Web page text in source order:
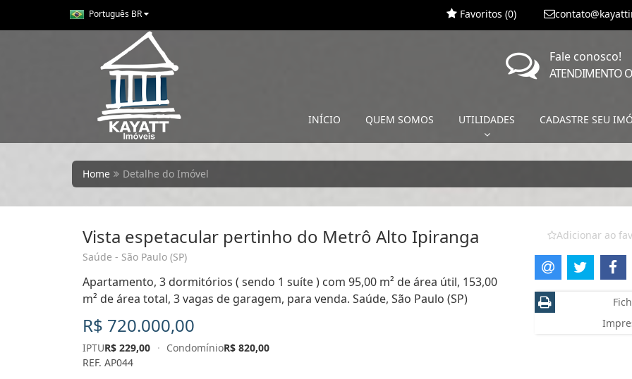
Português BR Favoritos (0)
INÍCIO QUEM SOMOS UTILIDADES CADASTRE SEU
Fale conosco!
ATENDIMENTO
Home Detalhe do Imóvel
Vista espetacular pertinho do Metrô Alto Ipiranga
Saúde - São Paulo (SP)
Apartamento, 3 dormitórios ( sendo 1 suíte ) com 95,00 m² de área útil, 153,00
m² de área total, 3 vagas de garagem, para venda. Saúde, São Paulo (SP)
R$ 720.000,00
IPTUR$ 229,00 · CondomínioR$ 820,00
REF. AP044
Adicionar ao